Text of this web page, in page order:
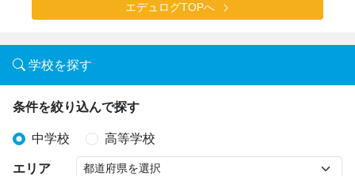
エデュログTOPへ
学校を探す
条件を絞り込んで探す
中学校 高等学校
エリア